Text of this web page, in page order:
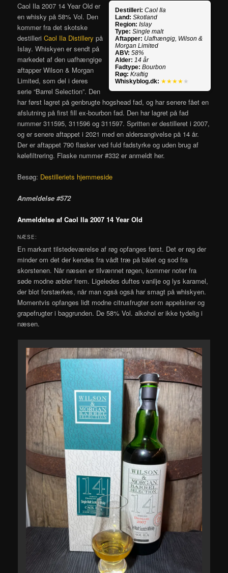
Destilleri: Caol Ila
Land: Skotland
Region: Islay
Type: Single malt
Aftapper: Uafhængig, Wilson &
Morgan Limited
ABV: 58%
Alder: 14 år
Fadtype: Bourbon
Røg: Kraftig
Whiskyblog.dk: ★★★★ ★
Caol Ila 2007 14 Year Old er
en whisky på 58% Vol. Den
kommer fra det skotske
destilleriCaol Ila Distillery på
Islay. Whiskyen er sendt på
markedet af den uafhængige
aftapper Wilson & Morgan
Limited, som del i deres
serie “Barrel Selection”. Den
har først lagret på genbrugte hogshead fad, og har senere fået en
afslutning på first fill ex-bourbon fad. Den har lagret på fad
nummer311595, 311596 og 311597.Spritten er destilleret i 2007,
og er senere aftappet i 2021 med en aldersangivelse på 14 år.
Der er aftappet 790 flasker ved fuld fadstyrke og uden brug af
kølefiltrering. Flaske nummer #332 er anmeldt her.
Besøg: Destilleriets hjemmeside
Anmeldelse #572
Anmeldelse af Caol Ila 2007 14 Year Old
NÆSE:
En markant tilstedeværelse af røg opfanges først. Det er røg der
minder om det der kendes fra vådt træ på bålet og sod fra
skorstenen. Når næsen er tilvænnet røgen, kommer noter fra
søde modne æbler frem. Ligeledes duftes vanilje og lys karamel,
der blot forstærkes, når man også også har smagt på whiskyen.
Momentvis opfanges lidt modne citrusfrugter som appelsiner og
grapefrugter i baggrunden. De 58% Vol. alkohol er ikke tydelig i
næsen.